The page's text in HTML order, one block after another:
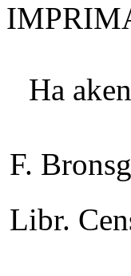
Ha aken
F.
Libr.